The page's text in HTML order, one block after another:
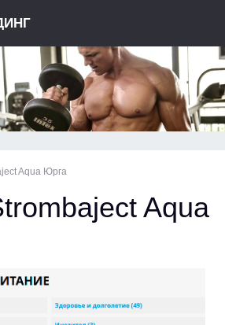
Aqua Юрга
Aqua